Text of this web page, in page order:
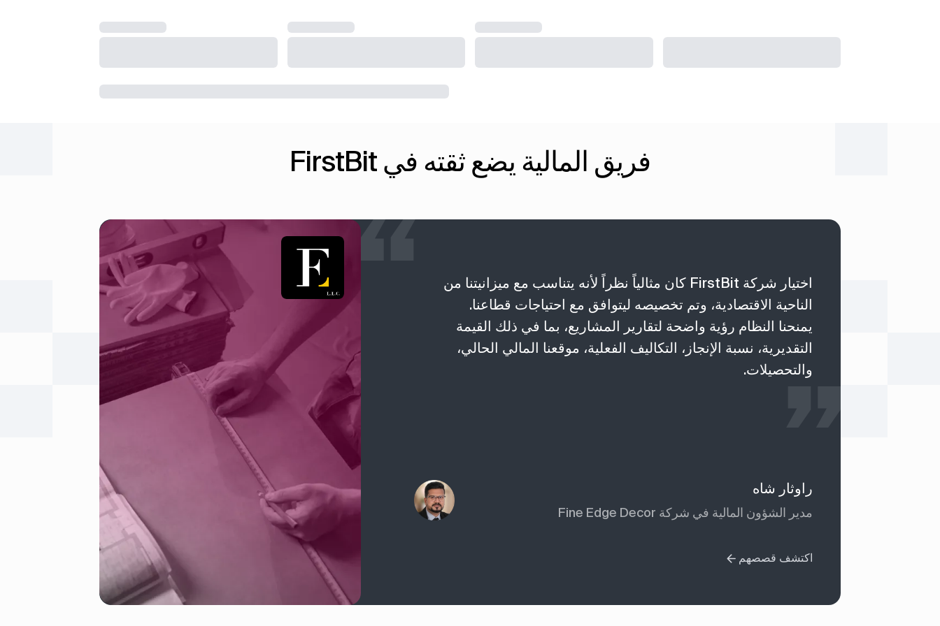
فريق المالية يضع ثقته في FirstBit
اختيار شركة FirstBit كان مثالياً نظراً لأنه يتناسب مع ميزانيتنا من
الناحية الاقتصادية، وتم تخصيصه ليتوافق مع احتياجات قطاعنا.
يمنحنا النظام رؤية واضحة لتقارير المشاريع، بما في ذلك القيمة
التقديرية، نسبة الإنجاز، التكاليف الفعلية، موقعنا المالي الحالي،
والتحصيلات.
راوثار شاه
مدير الشؤون المالية في شركة Fine Edge Decor
اكتشف قصصهم